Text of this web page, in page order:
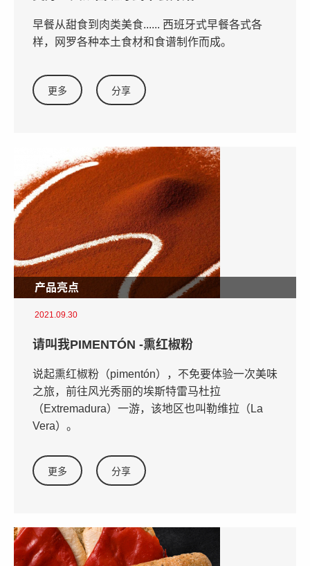
早餐从甜食到肉类美食...... 西班牙式早餐各式各
样，网罗各种本土食材和食谱制作而成。
更多 分享
产品亮点
2021.09.30
请叫我PIMENTÓN -熏红椒粉
说起熏红椒粉（pimentón），不免要体验一次美味
之旅，前往风光秀丽的埃斯特雷马杜拉
（Extremadura）一游，该地区也叫勒维拉（La
Vera）。
更多 分享